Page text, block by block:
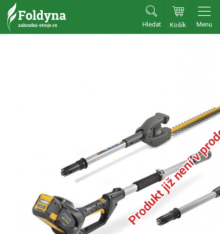
Hledat Košík Menu
Benzínové sekačky
Akumulátorové sekačky
Robotické sekačky
Bubnové sekačky
Mulčovače
Produkt již není